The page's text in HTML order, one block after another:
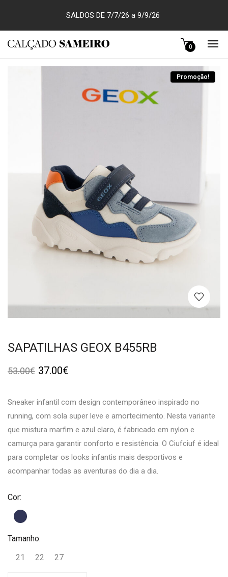
SALDOS DE 7/7/26 a 9/9/26
0
Promoção!
SAPATILHAS GEOX B455RB
53.00€ 37.00€
Sneaker infantil com design contemporâneo inspirado no
running, com sola super leve e amortecimento. Nesta variante
que mistura marfim e azul claro, é fabricado em nylon e
camurça para garantir conforto e resistência. O Ciufciuf é ideal
para completar os looks infantis mais desportivos e
acompanhar todas as aventuras do dia a dia.
Cor:
Tamanho:
21
22 27